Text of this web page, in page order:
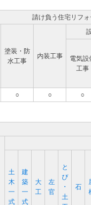
請け負う住宅リフ
塗装・防
水工事
内装工事
電気設
工事
○ ○ ○
土
木
一
式
建
築
一
式
大
工
左
官
と
び
･
土
石